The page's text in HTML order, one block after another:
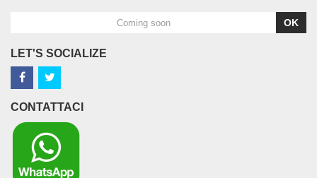
OK
LET'S SOCIALIZE
CONTATTACI